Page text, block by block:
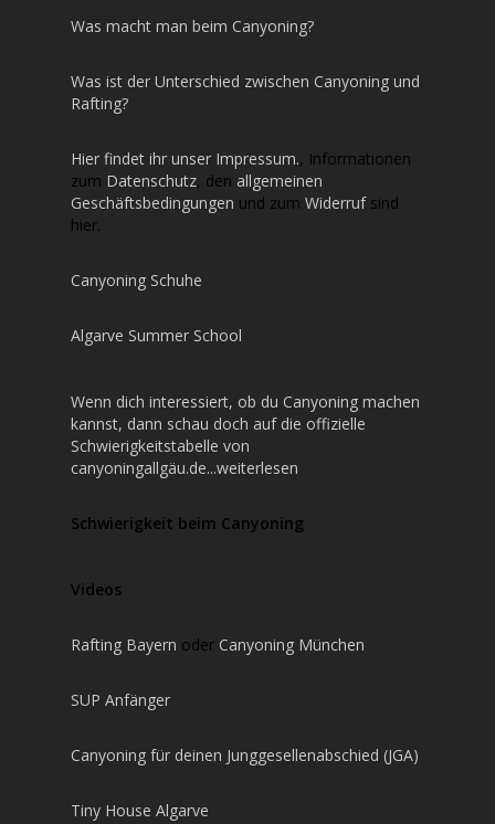
Was macht man beim Canyoning?
Was ist der Unterschied zwischen Canyoning und
Rafting?
Hier findet ihr unser Impressum., Informationen
zum Datenschutz, den allgemeinen
Geschäftsbedingungen und zum Widerrufsind
hier.
Canyoning Schuhe
Algarve Summer School
Wenn dich interessiert, ob du Canyoning machen
kannst, dann schau doch auf die offizielle
Schwierigkeitstabelle von
canyoningallgäu.de...weiterlesen
Schwierigkeit beim Canyoning
Videos
Rafting Bayern oder Canyoning München
SUP Anfänger
Canyoning für deinen Junggesellenabschied (JGA)
Tiny House Algarve